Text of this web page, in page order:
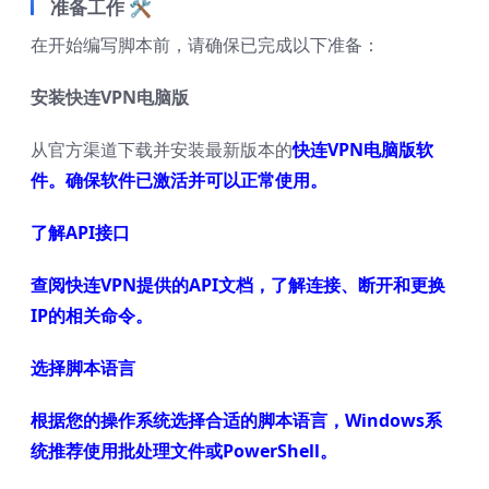
准备工作 🛠️
在开始编写脚本前，请确保已完成以下准备：
安装快连VPN电脑版
从官方渠道下载并安装最新版本的快连VPN电脑版软
件。确保软件已激活并可以正常使用。
了解API接口
查阅快连VPN提供的API文档，了解连接、断开和更换
IP的相关命令。
选择脚本语言
根据您的操作系统选择合适的脚本语言，Windows系
统推荐使用批处理文件或PowerShell。